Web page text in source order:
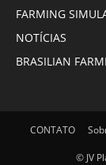
FARMING
NOTÍCIAS
BRASILIAN
CONTATO
© JV